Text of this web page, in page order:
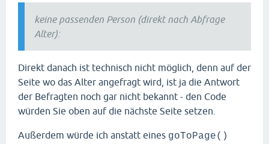
keine passenden Person (direkt nach Abfrage
Alter):
Direkt danach ist technisch nicht möglich, denn auf der
Seite wo das Alter angefragt wird, ist ja die Antwort
der Befragten noch gar nicht bekannt - den Code
würden Sie oben auf die nächste Seite setzen.
Außerdem würde ich anstatt eines goToPage()